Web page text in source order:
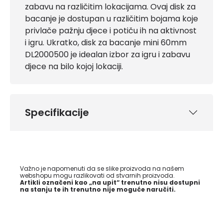
zabavu na različitim lokacijama. Ovaj disk za
bacanje je dostupan u različitim bojama koje
privlače pažnju djece i potiču ih na aktivnost
i igru. Ukratko, disk za bacanje mini 60mm
DL2000500 je idealan izbor za igru i zabavu
djece na bilo kojoj lokaciji.
Specifikacije
Važno je napomenuti da se slike proizvoda na našem
webshopu mogu razlikovati od stvarnih proizvoda.
Artikli označeni kao „na upit“ trenutno nisu dostupni
na stanju te ih trenutno nije moguće naručiti.